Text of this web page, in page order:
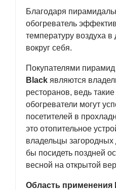
Благодаря
обогреватель
температуру воздуха
вокруг себя.
Покупателями пирамид
Black являются
ресторанов, ведь
обогреватели могут
посетителей в
это отопительное
владельцы загородных
бы посидеть поздней
весной на открытой
Область применения